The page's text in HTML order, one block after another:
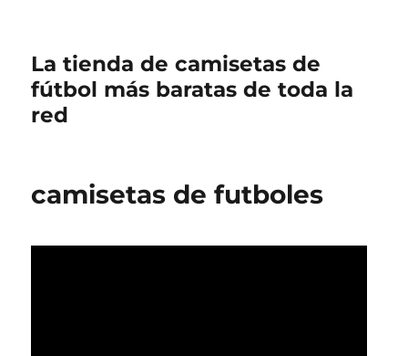
La tienda de camisetas de
fútbol más baratas de toda la
red
camisetas de futboles